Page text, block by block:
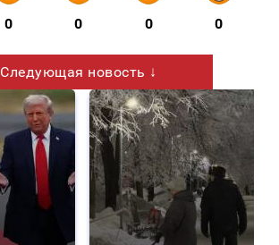
0 0 0 0
Следующая новость ↓